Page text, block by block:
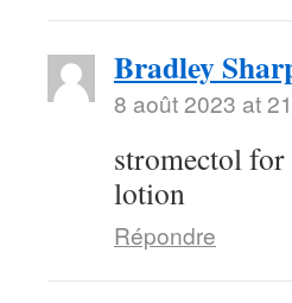
Bradley
8 août 2023 at
stromectol
lotion
Répondre